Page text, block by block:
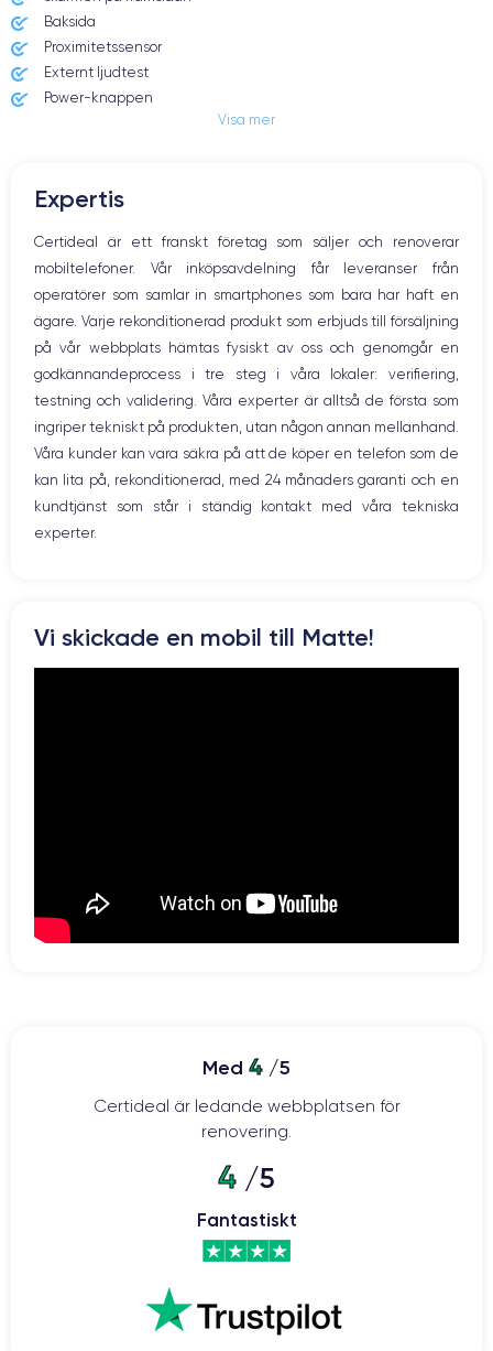
Dimensions
OLED 5.8 pouces
Apple A11 Bionic 6
Nom GPU
Apple GPU (3-Core)
Fréq. processeur
2.39 GHz
12 MP 7 MP
Résolution vidéo
4K - 3840x2160px
Recharge rapide
Oui, minimum 15W
Batterie Dual SIM
Pour découvrir toutes les caractéristiques, vous pouvez consulter
Baksida
Proximitetssensor
Externt ljudtest
Power-knappen
Högtalare
Hem-knappen
Bluetooth
WiFi
Nätverk
Vibration
Prise USB
Visa mer
Expertis
Certideal är ett franskt företag som säljer och renoverar
mobiltelefoner. Vår inköpsavdelning får leveranser från
operatörer som samlar in smartphones som bara har haft en
ägare. Varje rekonditionerad produkt som erbjuds till försäljning
på vår webbplats hämtas fysiskt av oss och genomgår en
godkännandeprocess i tre steg i våra lokaler: verifiering,
testning och validering. Våra experter är alltså de första som
ingriper tekniskt på produkten, utan någon annan mellanhand.
Våra kunder kan vara säkra på att de köper en telefon som de
kan lita på, rekonditionerad, med 24 månaders garanti och en
kundtjänst som står i ständig kontakt med våra tekniska
experter.
Vi skickade en mobil till Matte!
Med 4 /5
Certideal är ledande webbplatsen för
renovering.
4 /5
Fantastiskt